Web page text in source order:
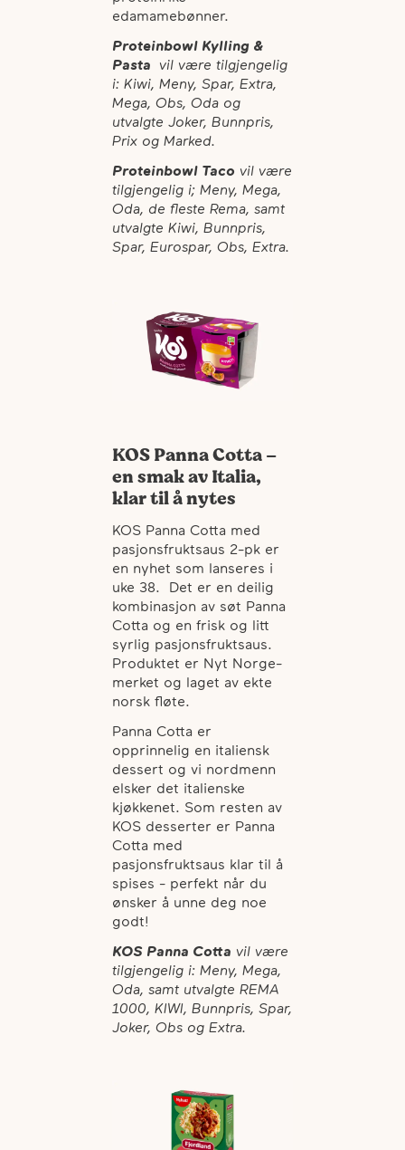
edamamebønner.
Proteinbowl Kylling &
Pasta vil være tilgjengelig
i: Kiwi, Meny, Spar, Extra,
Mega, Obs, Oda og
utvalgte Joker, Bunnpris,
Prix og Marked.
Proteinbowl Taco vil være
tilgjengelig i; Meny, Mega,
Oda, de fleste Rema, samt
utvalgte Kiwi, Bunnpris,
Spar, Eurospar, Obs, Extra.
KOS Panna Cotta –
en smak av Italia,
klar til å nytes
KOS Panna Cotta med
pasjonsfruktsaus 2-pk er
en nyhet som lanseres i
uke 38. Det er en deilig
kombinasjon av søt Panna
Cotta og en frisk og litt
syrlig pasjonsfruktsaus.
Produktet er Nyt Norge-
merket og laget av ekte
norsk fløte.
Panna Cotta er
opprinnelig en italiensk
dessert og vi nordmenn
elsker det italienske
kjøkkenet. Som resten av
KOS desserter er Panna
Cotta med
pasjonsfruktsaus klar til å
spises - perfekt når du
ønsker å unne deg noe
godt!
KOS Panna Cotta vil være
tilgjengelig i: Meny, Mega,
Oda, samt utvalgte REMA
1000, KIWI, Bunnpris, Spar,
Joker, Obs og Extra.